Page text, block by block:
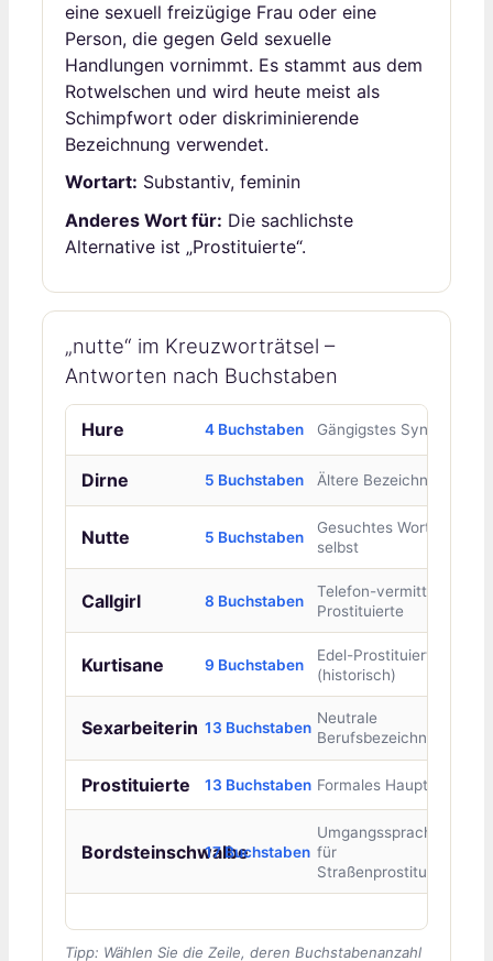
eine sexuell freizügige Frau oder eine
Person, die gegen Geld sexuelle
Handlungen vornimmt. Es stammt aus dem
Rotwelschen und wird heute meist als
Schimpfwort oder diskriminierende
Bezeichnung verwendet.
Wortart: Substantiv, feminin
Anderes Wort für: Die sachlichste
Alternative ist „Prostituierte“.
„nutte“ im Kreuzworträtsel –
Antworten nach Buchstaben
Hure 4 Buchstaben Gängigstes Synonym
Dirne 5 Buchstaben Ältere Bezeichnung
Nutte 5 Buchstaben
Gesuchtes Wort
selbst
Callgirl 8 Buchstaben
Telefon-vermittelte
Prostituierte
Kurtisane 9 Buchstaben
Edel-Prostituierte
(historisch)
Sexarbeiterin 13 Buchstaben
Neutrale
Berufsbezeichnung
Prostituierte 13 Buchstaben Formales Hauptwort
Bordsteinschwalbe17 Buchstaben
Umgangssprachlich
für
Straßenprostituierte
Tipp: Wählen Sie die Zeile, deren Buchstabenanzahl